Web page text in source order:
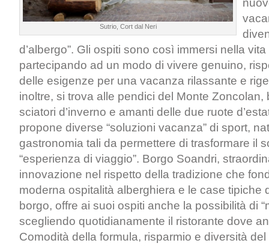
Sutrio, Cort dal Neri
d’albergo”. Gli ospiti sono così immersi nella
partecipando ad un modo di vivere genuino,
delle esigenze per una vacanza rilassante e
inoltre, si trova alle pendici del Monte Zoncolan,
sciatori d’inverno e amanti delle due ruote
propone diverse “soluzioni vacanza” di sport,
gastronomia tali da permettere di trasformare il
“esperienza di viaggio”. Borgo Soandri,
innovazione nel rispetto della tradizione che
moderna ospitalità alberghiera e le case tipiche
borgo, offre ai suoi ospiti anche la possibilità di
scegliendo quotidianamente il ristorante dove
Comodità della formula, risparmio e diversità